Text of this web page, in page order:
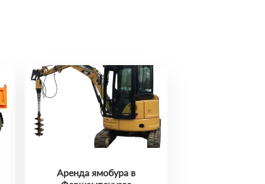
Аренда ямобура в